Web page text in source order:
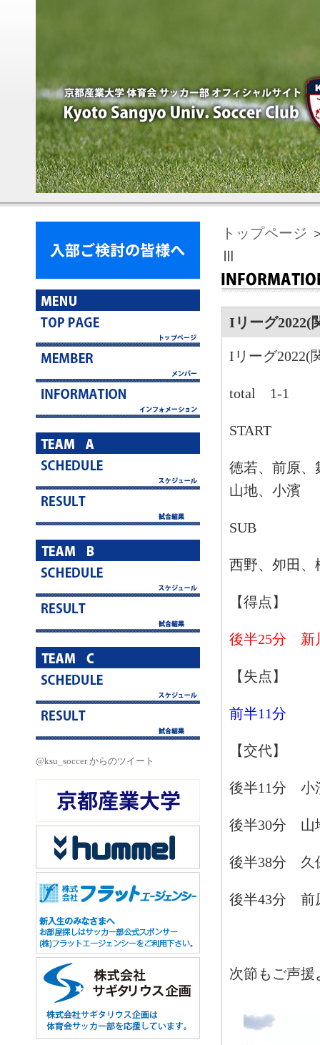
@ksu_soccer からのツイート
トップページ
Ⅲ
Iリーグ
Iリーグ
total 1-1
START
徳若、前原、
山地、小濱
SUB
西野、夘田、
【得点】
後半25分 新
【失点】
前半11分
【交代】
後半11分 小
後半30分 山
後半38分 久
後半43分 前
次節もご声